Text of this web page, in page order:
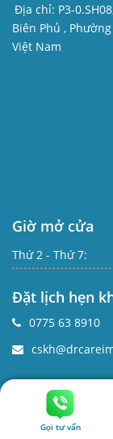
Địa chỉ: P3-
Biên Phủ ,
Việt Nam
Giờ mở cửa
Thứ 2 - Thứ 7:
Đặt lịch hẹn
0775 63 8910
Liên kết với
Gọi tư vấn